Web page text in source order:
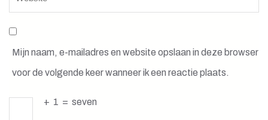
Mijn naam, e-mailadres en website opslaan in deze browser
voor de volgende keer wanneer ik een reactie plaats.
+ 1 = seven